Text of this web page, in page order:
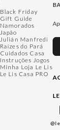
Black Friday
Gift Guide
Namorados
Japão
Julián Manfredi
Raízes do Pará
Cuidados Casa
Instruções Jogos
Minha Loja Le Lis
Le Lis Casa PRO